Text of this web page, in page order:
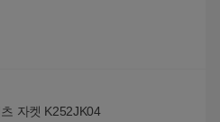
자켓 K252JK04